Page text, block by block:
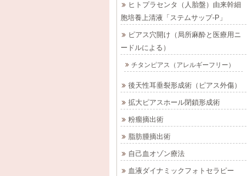
2025-01-26
皮フ科クリニック（名
古屋栄3丁目）
2019-05-21 2025-01-26
切らないスレッドリフ
ト（吸収糸による）/に
後天性耳垂裂形成術/に
しやま形成外科皮フ科
ヒトプラセンタ（人胎盤）由来幹細
胞培養上清液「ステムサップ-P」
ピアス穴開け（局所麻酔と医療用ニ
ードルによる）
チタンピアス（アレルギーフリー）
後天性耳垂裂形成術（ピアス外傷）
拡大ピアスホール閉鎖形成術
粉瘤摘出術
脂肪腫摘出術
自己血オゾン療法
血液ダイナミックフォトセラピー